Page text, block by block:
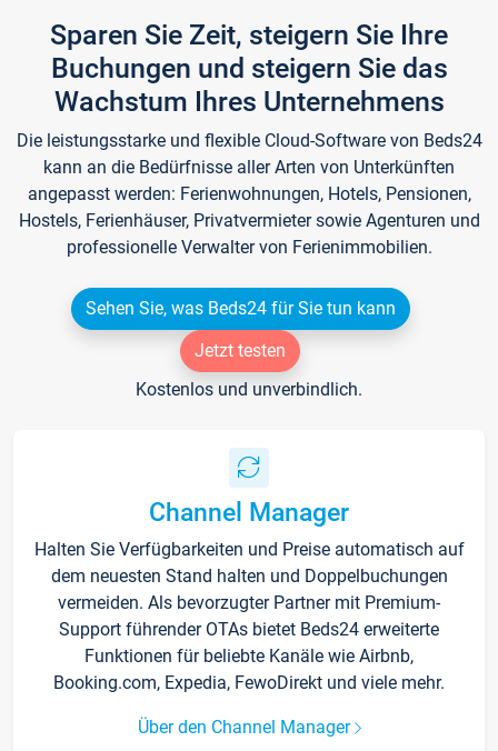
Sparen Sie Zeit, steigern Sie Ihre
Buchungen und steigern Sie das
Wachstum Ihres Unternehmens
Die leistungsstarke und flexible Cloud-Software von Beds24
kann an die Bedürfnisse aller Arten von Unterkünften
angepasst werden: Ferienwohnungen, Hotels, Pensionen,
Hostels, Ferienhäuser, Privatvermieter sowie Agenturen und
professionelle Verwalter von Ferienimmobilien.
Sehen Sie, was Beds24 für Sie tun kann
Jetzt testen
Kostenlos und unverbindlich.
Channel Manager
Halten Sie Verfügbarkeiten und Preise automatisch auf
dem neuesten Stand halten und Doppelbuchungen
vermeiden. Als bevorzugter Partner mit Premium-
Support führender OTAs bietet Beds24 erweiterte
Funktionen für beliebte Kanäle wie Airbnb,
Booking.com, Expedia, FewoDirekt und viele mehr.
Über den Channel Manager